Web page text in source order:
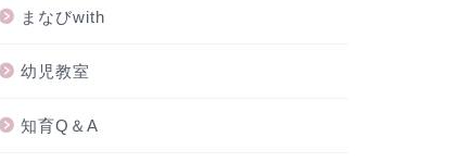
まなびwith
幼児教室
知育Q＆A